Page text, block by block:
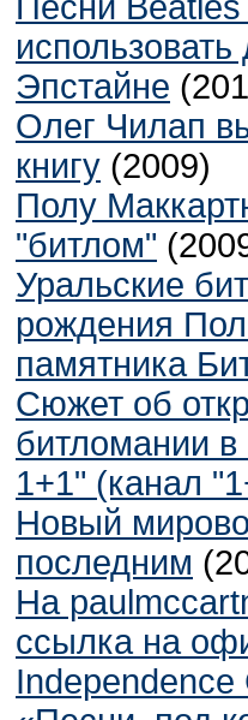
Эпстайне
Олег Чилап
книгу (2009)
Полу
"битлом"
Уральские
рождения
памятника
Сюжет об
битломании в
1+1" (канал
Новый
последним
На
ссылка на
Independence